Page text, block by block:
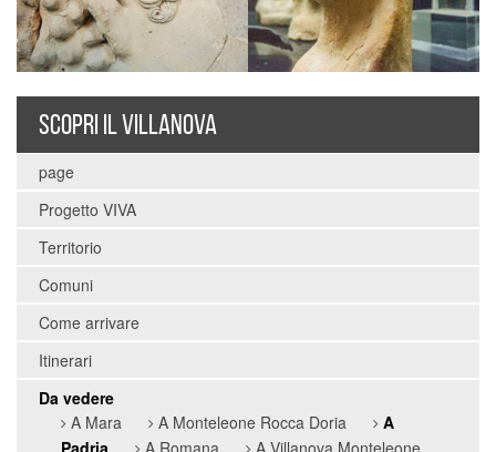
SCOPRI IL VILLANOVA
page
Progetto VIVA
Territorio
Comuni
Come arrivare
Itinerari
Da vedere
A Mara
A Monteleone Rocca Doria
A